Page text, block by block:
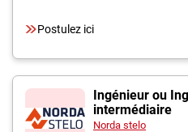
Postulez ici
Ingénieur ou
intermédiaire
Norda stelo